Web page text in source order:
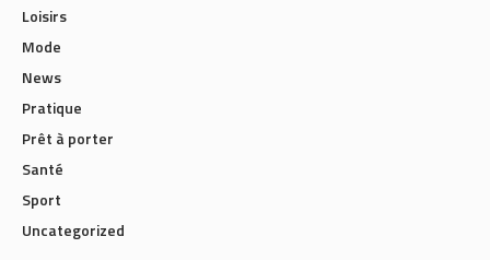
Loisirs
Mode
News
Pratique
Prêt à porter
Santé
Sport
Uncategorized